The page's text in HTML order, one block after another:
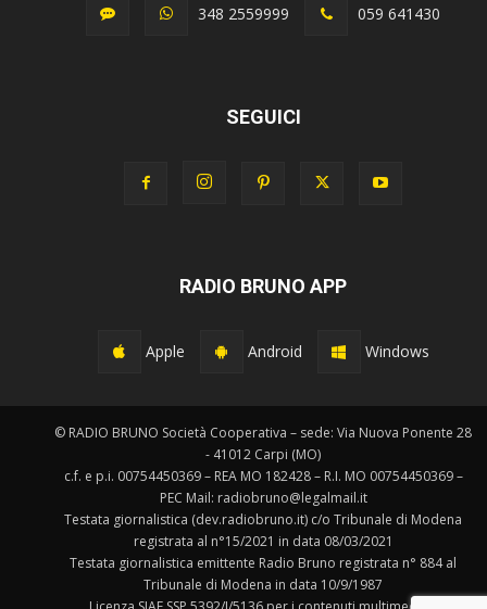
348 2559999 059 641430
SEGUICI
RADIO BRUNO APP
Apple Android Windows
© RADIO BRUNO Società Cooperativa – sede: Via Nuova Ponente 28
- 41012 Carpi (MO)
c.f. e p.i. 00754450369 – REA MO 182428 – R.I. MO 00754450369 –
PEC Mail: radiobruno@legalmail.it
Testata giornalistica (dev.radiobruno.it) c/o Tribunale di Modena
registrata al n°15/2021 in data 08/03/2021
Testata giornalistica emittente Radio Bruno registrata n° 884 al
Tribunale di Modena in data 10/9/1987